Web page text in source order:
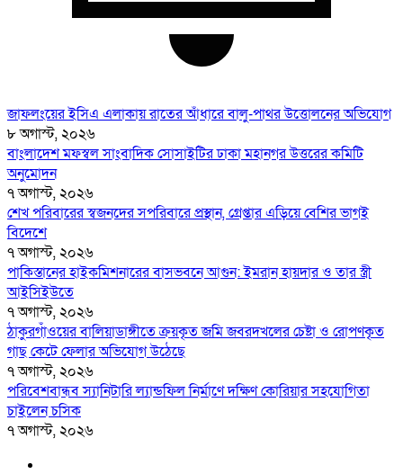
জাফলংয়ের ইসিএ এলাকায় রাতের আঁধারে বালু-পাথর উত্তোলনের অভিযোগ
৮ অগাস্ট, ২০২৬
বাংলাদেশ মফস্বল সাংবাদিক সোসাইটির ঢাকা মহানগর উত্তরের কমিটি
অনুমোদন
৭ অগাস্ট, ২০২৬
শেখ পরিবারের স্বজনদের সপরিবারে প্রস্থান, গ্রেপ্তার এড়িয়ে বেশির ভাগই
বিদেশে
৭ অগাস্ট, ২০২৬
পাকিস্তানের হাইকমিশনারের বাসভবনে আগুন: ইমরান হায়দার ও তার স্ত্রী
আইসিইউতে
৭ অগাস্ট, ২০২৬
ঠাকুরগাঁওয়ের বালিয়াডাঙ্গীতে ক্রয়কৃত জমি জবরদখলের চেষ্টা ও রোপণকৃত
গাছ কেটে ফেলার অভিযোগ উঠেছে
৭ অগাস্ট, ২০২৬
পরিবেশবান্ধব স্যানিটারি ল্যান্ডফিল নির্মাণে দক্ষিণ কোরিয়ার সহযোগিতা
চাইলেন চসিক
৭ অগাস্ট, ২০২৬